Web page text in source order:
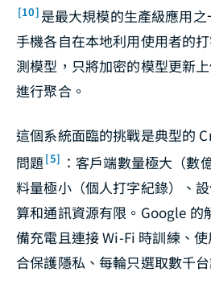
[10] 是最大規模的生產級應用
手機各自在本地利用使用者的
測模型，只將加密的模型更新
進行聚合。
這個系統面臨的挑戰是典型的
問題 [5] ：客戶端數量極大（數
料量極小（個人打字紀錄）、
算和通訊資源有限。Google 的
備充電且連接 Wi-Fi 時訓練、
合保護隱私、每輪只選取數千